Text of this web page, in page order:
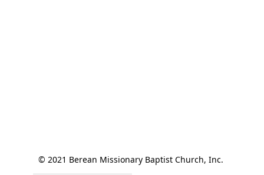
© 2021 Berean Missionary Baptist Church, Inc.